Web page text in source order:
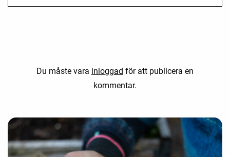
Du måste vara inloggad för att publicera en
kommentar.